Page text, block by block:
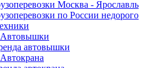
Москва - Ярославль
по России недорого
автовышки